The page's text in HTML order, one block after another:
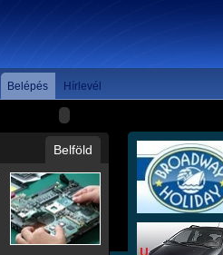
Hírlevél
Belépés
Belföld